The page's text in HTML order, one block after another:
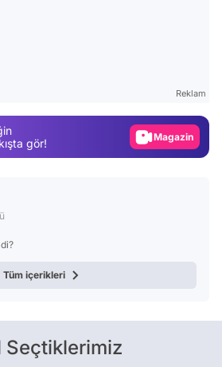
Reklam
gör!
Video
Tüm içerikleri
Seçtiklerimiz